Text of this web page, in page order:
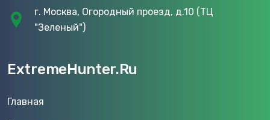
г. Москва, Огородный проезд, д.10 (ТЦ
"Зеленый")
ExtremeHunter.Ru
Главная